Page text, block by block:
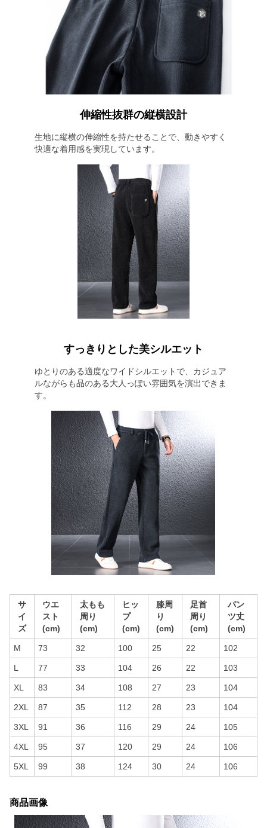
伸縮性抜群の縦横設計
生地に縦横の伸縮性を持たせることで、動きやすく
快適な着用感を実現しています。
すっきりとした美シルエット
ゆとりのある適度なワイドシルエットで、カジュア
ルながらも品のある大人っぽい雰囲気を演出できま
す。
サ
イ
ズ
ウエ
スト
(cm)
太もも
周り
(cm)
ヒッ
プ
(cm)
膝周
り
(cm)
足首
周り
(cm)
パン
ツ丈
(cm)
M 73 32 100 25 22 102
L 77 33 104 26 22 103
XL 83 34 108 27 23 104
2XL 87 35 112 28 23 104
3XL 91 36 116 29 24 105
4XL 95 37 120 29 24 106
5XL 99 38 124 30 24 106
商品画像